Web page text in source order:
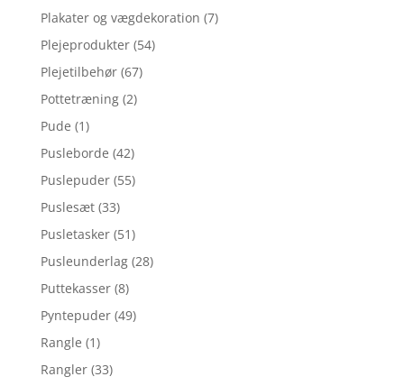
Plakater og vægdekoration (7)
Plejeprodukter (54)
Plejetilbehør (67)
Pottetræning (2)
Pude (1)
Pusleborde (42)
Puslepuder (55)
Puslesæt (33)
Pusletasker (51)
Pusleunderlag (28)
Puttekasser (8)
Pyntepuder (49)
Rangle (1)
Rangler (33)